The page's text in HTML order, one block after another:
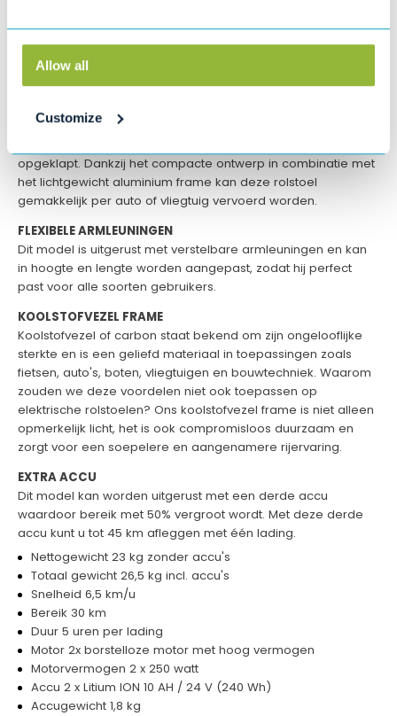
Allow all
Customize
wilt bijwonen of vrienden en familie wilt ontmoeten, met
De opvallendste eigenschap van alle Eloflex-modellen is dat
opgeklapt. Dankzij het compacte ontwerp in combinatie met
het lichtgewicht aluminium frame kan deze rolstoel
gemakkelijk per auto of vliegtuig vervoerd worden.
FLEXIBELE ARMLEUNINGEN
Dit model is uitgerust met verstelbare armleuningen en kan
in hoogte en lengte worden aangepast, zodat hij perfect
past voor alle soorten gebruikers.
KOOLSTOFVEZEL FRAME
Koolstofvezel of carbon staat bekend om zijn ongelooflijke
sterkte en is een geliefd materiaal in toepassingen zoals
fietsen, auto's, boten, vliegtuigen en bouwtechniek. Waarom
zouden we deze voordelen niet ook toepassen op
elektrische rolstoelen? Ons koolstofvezel frame is niet alleen
opmerkelijk licht, het is ook compromisloos duurzaam en
zorgt voor een soepelere en aangenamere rijervaring.
EXTRA ACCU
Dit model kan worden uitgerust met een derde accu
waardoor bereik met 50% vergroot wordt. Met deze derde
accu kunt u tot 45 km afleggen met één lading.
Nettogewicht 23 kg zonder accu's
Totaal gewicht 26,5 kg incl. accu's
Snelheid 6,5 km/u
Bereik 30 km
Duur 5 uren per lading
Motor 2x borstelloze motor met hoog vermogen
Motorvermogen 2 x 250 watt
Accu 2 x Litium ION 10 AH / 24 V (240 Wh)
Accugewicht 1,8 kg